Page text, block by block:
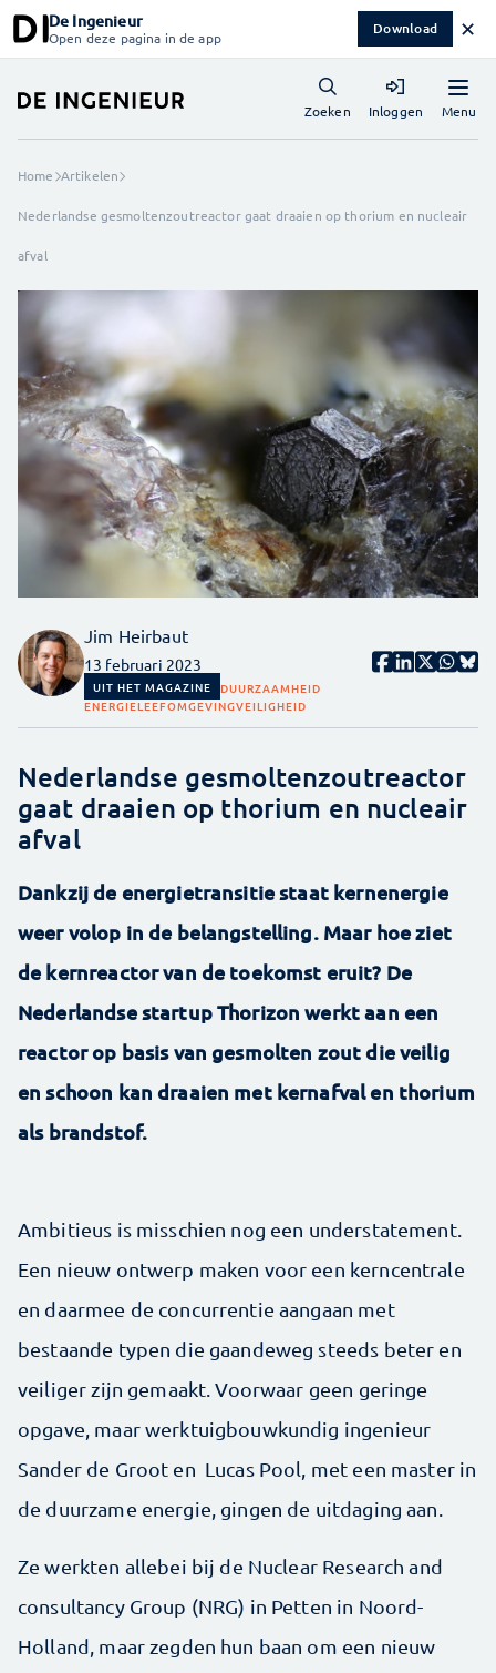
De Ingenieur
Open deze pagina in de app Download ✕
Menu
Zoeken Inloggen
Home Artikelen
Nederlandse gesmoltenzoutreactor gaat draaien op thorium en nucleair
afval
Jim Heirbaut
13 februari 2023
UIT HET MAGAZINE DUURZAAMHEID
ENERGIELEEFOMGEVINGVEILIGHEID
Nederlandse gesmoltenzoutreactor
gaat draaien op thorium en nucleair
afval
Dankzij de energietransitie staat kernenergie
weer volop in de belangstelling. Maar hoe ziet
de kernreactor van de toekomst eruit? De
Nederlandse startup Thorizon werkt aan een
reactor op basis van gesmolten zout die veilig
en schoon kan draaien met kernafval en thorium
als brandstof.
Ambitieus is misschien nog een understatement.
Een nieuw ontwerp maken voor een kerncentrale
en daarmee de concurrentie aangaan met
bestaande typen die gaandeweg steeds beter en
veiliger zijn gemaakt. Voorwaar geen geringe
opgave, maar werktuigbouwkundig ingenieur
Sander de Groot en Lucas Pool, met een master in
de duurzame energie, gingen de uitdaging aan.
Ze werkten allebei bij de Nuclear Research and
consultancy Group (NRG) in Petten in Noord-
Holland, maar zegden hun baan om een nieuw